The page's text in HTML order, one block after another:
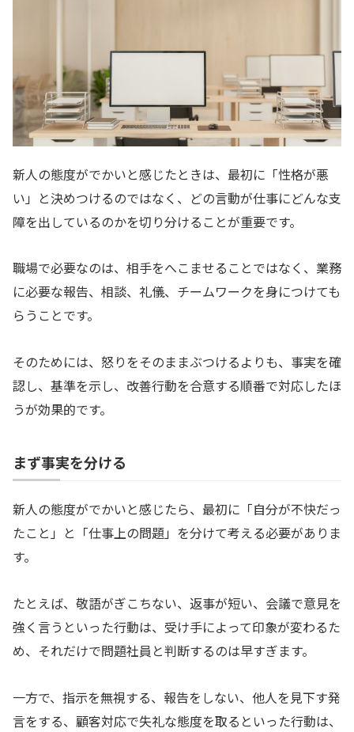
新人の態度がでかいと感じたときは、最初に「性格が悪
い」と決めつけるのではなく、どの言動が仕事にどんな支
障を出しているのかを切り分けることが重要です。
職場で必要なのは、相手をへこませることではなく、業務
に必要な報告、相談、礼儀、チームワークを身につけても
らうことです。
そのためには、怒りをそのままぶつけるよりも、事実を確
認し、基準を示し、改善行動を合意する順番で対応したほ
うが効果的です。
まず事実を分ける
新人の態度がでかいと感じたら、最初に「自分が不快だっ
たこと」と「仕事上の問題」を分けて考える必要がありま
す。
たとえば、敬語がぎこちない、返事が短い、会議で意見を
強く言うといった行動は、受け手によって印象が変わるた
め、それだけで問題社員と判断するのは早すぎます。
一方で、指示を無視する、報告をしない、他人を見下す発
言をする、顧客対応で失礼な態度を取るといった行動は、